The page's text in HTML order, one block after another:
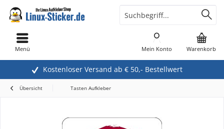
Kostenloser Versand ab € 50,- Bestellwert
Warenkorb
Mein Konto
Menü
Übersicht Tasten Aufkleber